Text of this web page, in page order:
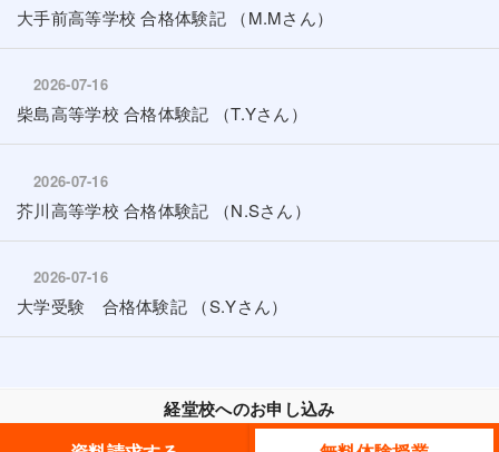
大手前高等学校 合格体験記 （M.Mさん）
2026-07-16
柴島高等学校 合格体験記 （T.Yさん）
2026-07-16
芥川高等学校 合格体験記 （N.Sさん）
2026-07-16
大学受験 合格体験記 （S.Yさん）
経堂校へのお申し込み